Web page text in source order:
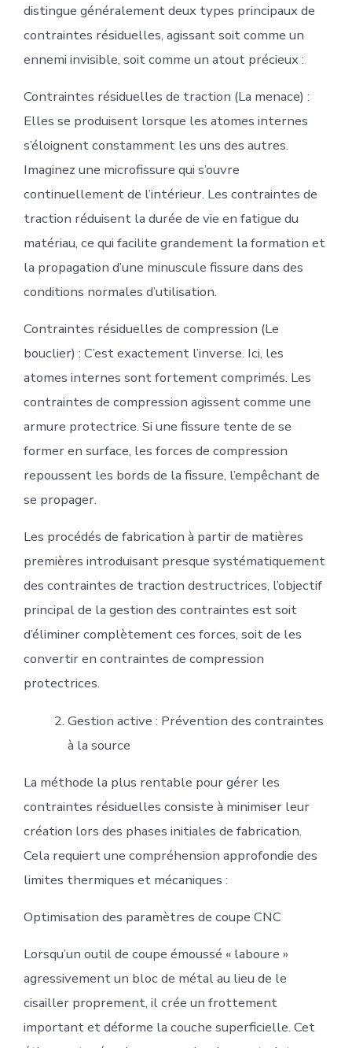
distingue généralement deux types principaux de
contraintes résiduelles, agissant soit comme un
ennemi invisible, soit comme un atout précieux :
Contraintes résiduelles de traction (La menace) :
Elles se produisent lorsque les atomes internes
s’éloignent constamment les uns des autres.
Imaginez une microfissure qui s’ouvre
continuellement de l’intérieur. Les contraintes de
traction réduisent la durée de vie en fatigue du
matériau, ce qui facilite grandement la formation et
la propagation d’une minuscule fissure dans des
conditions normales d’utilisation.
Contraintes résiduelles de compression (Le
bouclier) : C’est exactement l’inverse. Ici, les
atomes internes sont fortement comprimés. Les
contraintes de compression agissent comme une
armure protectrice. Si une fissure tente de se
former en surface, les forces de compression
repoussent les bords de la fissure, l’empêchant de
se propager.
Les procédés de fabrication à partir de matières
premières introduisant presque systématiquement
des contraintes de traction destructrices, l’objectif
principal de la gestion des contraintes est soit
d’éliminer complètement ces forces, soit de les
convertir en contraintes de compression
protectrices.
Gestion active : Prévention des contraintes
à la source
La méthode la plus rentable pour gérer les
contraintes résiduelles consiste à minimiser leur
création lors des phases initiales de fabrication.
Cela requiert une compréhension approfondie des
limites thermiques et mécaniques :
Optimisation des paramètres de coupe CNC
Lorsqu’un outil de coupe émoussé « laboure » ​​
agressivement un bloc de métal au lieu de le
cisailler proprement, il crée un frottement
important et déforme la couche superficielle. Cet